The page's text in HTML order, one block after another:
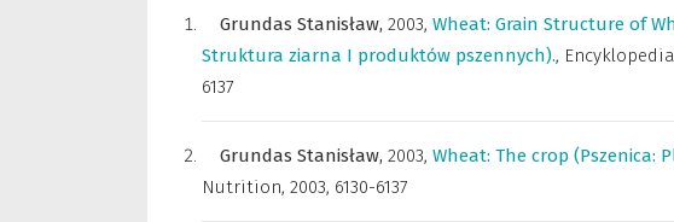
Grundas Stanisław, 2003, Wheat: Grain Structure of
Struktura ziarna I produktów pszennych).,
6137
Grundas Stanisław, 2003, Wheat: The crop (Pszenica:
Nutrition, 2003, 6130-6137